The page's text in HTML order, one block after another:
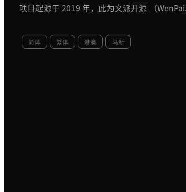
项目起源于 2019 年，此为文派开源 （
简体 繁体 港澳 马新